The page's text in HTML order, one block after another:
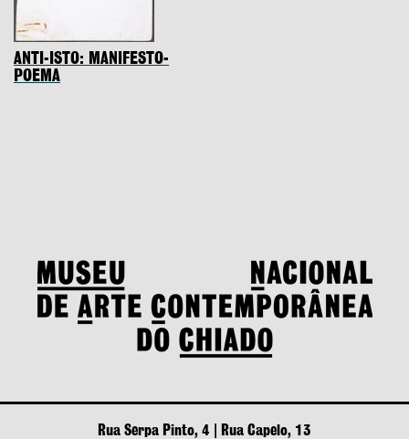
ANTI-ISTO: MANIFESTO-
POEMA
Rua Serpa Pinto, 4 | Rua Capelo, 13